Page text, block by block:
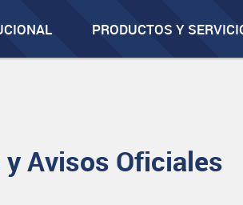
PRODUCTOS Y
Avisos Oficiales